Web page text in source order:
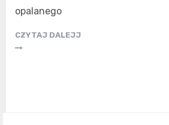
opalanego
CZYTAJ DALEJJ